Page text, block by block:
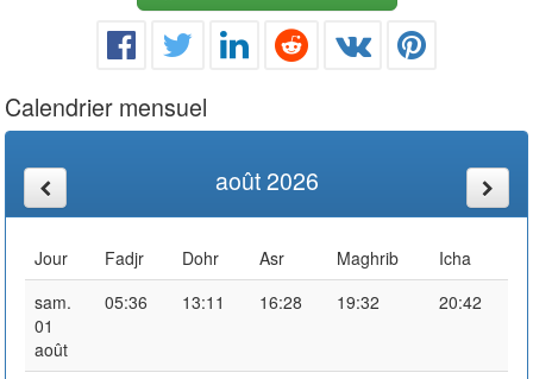
Calendrier mensuel
août 2026
Jour Fadjr Dohr Asr Maghrib
Icha
sam.
01
août
05:36 13:11 16:28 19:32 20:42